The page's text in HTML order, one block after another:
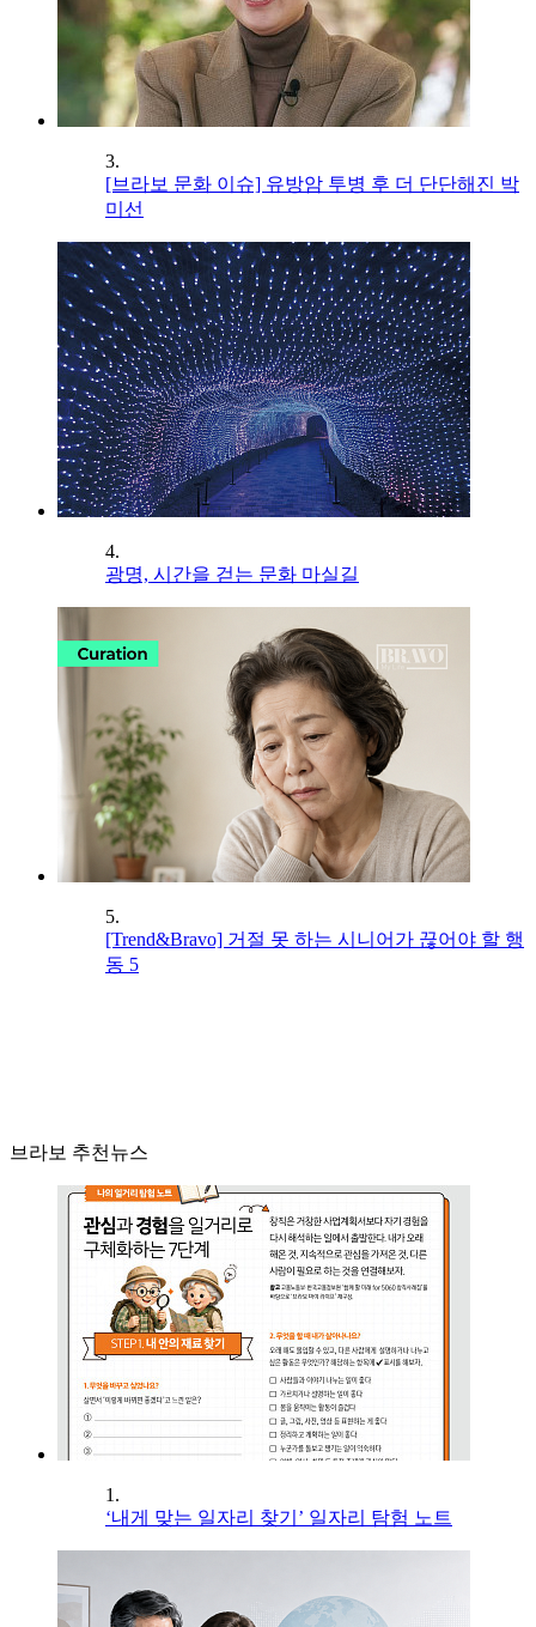
3.
[브라보 문화 이슈] 유방암 투병 후 더 단단해진 박
미선
4.
광명, 시간을 걷는 문화 마실길
5.
[Trend&Bravo] 거절 못 하는 시니어가 끊어야 할 행
동 5
브라보 추천뉴스
1.
‘내게 맞는 일자리 찾기’ 일자리 탐험 노트